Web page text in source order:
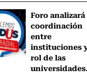
Foro analizará
coordinación
entre
instituciones
rol de las